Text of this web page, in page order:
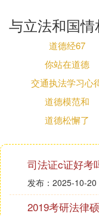
的。
法律有以下作用
作用4、最终作用
『叁』 我国
国情吗
情。我国的立法
委员会，负责制
的立法机关依照
强制力保证实施
宪法的下位法。
与立法和国
道德经67
你站在道德
交通执法学习心
道德模范和
道德松懈了
司法证c证好考
发布：2025-10-
2019考研法律